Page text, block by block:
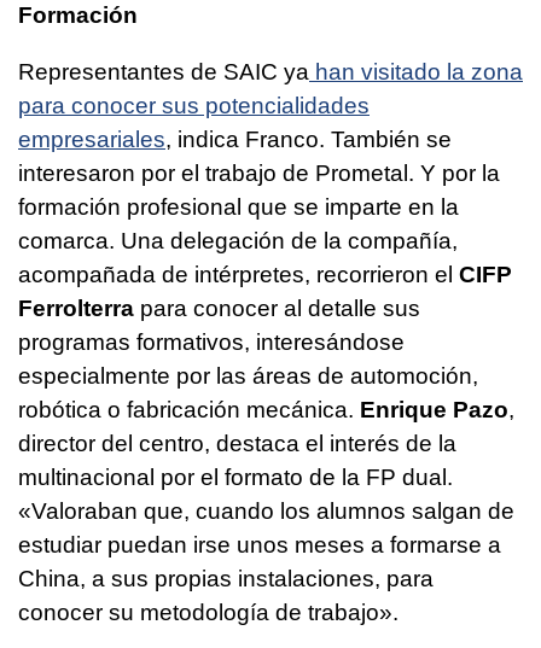
Formación
Representantes de SAIC ya han visitado la zona
para conocer sus potencialidades
empresariales, indica Franco. También se
interesaron por el trabajo de Prometal. Y por la
formación profesional que se imparte en la
comarca. Una delegación de la compañía,
acompañada de intérpretes, recorrieron el CIFP
Ferrolterra para conocer al detalle sus
programas formativos, interesándose
especialmente por las áreas de automoción,
robótica o fabricación mecánica. Enrique Pazo,
director del centro, destaca el interés de la
multinacional por el formato de la FP dual.
«Valoraban que, cuando los alumnos salgan de
estudiar puedan irse unos meses a formarse a
China, a sus propias instalaciones, para
conocer su metodología de trabajo».